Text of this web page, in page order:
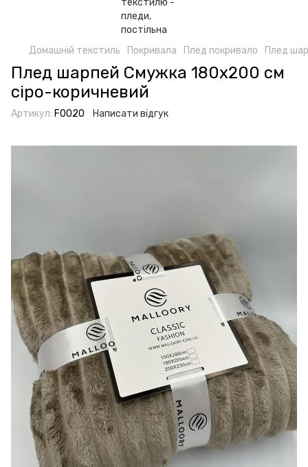
Домашній текстиль Покривала Плед покривало Плед
Плед шарпей Смужка 180х200 см
сіро-коричневий
Артикул: F0020 Написати відгук